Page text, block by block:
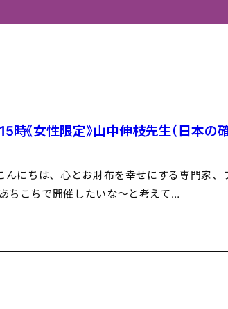
時《女性限定》山中伸枝先生（日本の
にちは、心とお財布を幸せにする専門家、
ちこちで開催したいな～と考えて…